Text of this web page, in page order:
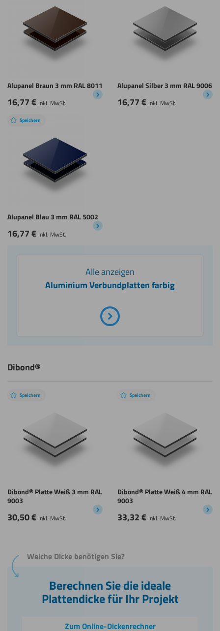
Alupanel Braun 3 mm RAL 8011
16,77€ Inkl. MwSt.
Alupanel Silber 3 mm RAL 9006
16,77€ Inkl. MwSt.
Speichern
Alupanel Blau 3 mm RAL 5002
16,77€ Inkl. MwSt.
Alle anzeigen
Aluminium Verbundplatten farbig
Dibond®
Speichern
Dibond® Platte Weiß 3 mm RAL
9003
30,50€ Inkl. MwSt.
Speichern
Dibond® Platte Weiß 4 mm RAL
9003
33,32€ Inkl. MwSt.
Welche Dicke benötigen Sie?
Berechnen Sie die ideale
Plattendicke für Ihr Projekt
Zum Online-Dickenrechner